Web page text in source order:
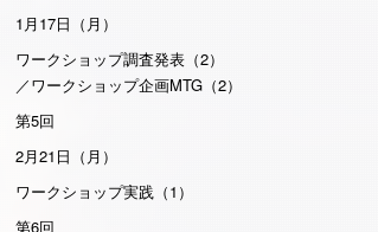
1月17日（月）
ワークショップ調査発表（2）
／ワークショップ企画MTG（2）
第5回
2月21日（月）
ワークショップ実践（1）
第6回